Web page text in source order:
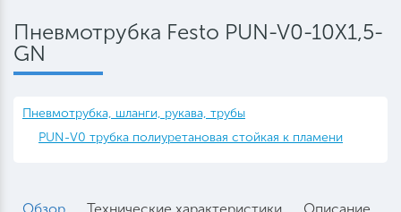
Пневмотрубка Festo PUN-V0-10X1,5-
GN
Пневмотрубка, шланги, рукава, трубы
PUN-V0 трубка полиуретановая стойкая к пламени